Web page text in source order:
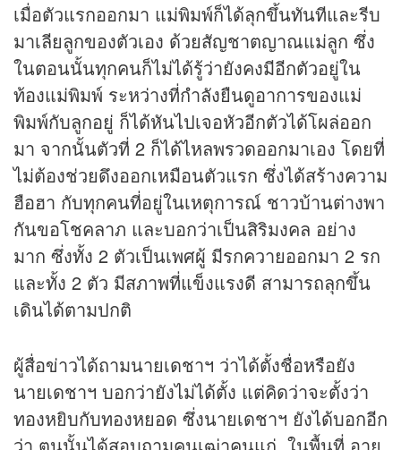
เมื่อตัวแรกออกมา แม่พิมพ์ก็ได้ลุกขึ้นทันทีและรีบ
มาเลียลูกของตัวเอง ด้วยสัญชาตญาณแม่ลูก ซึ่ง
ในตอนนั้นทุกคนก็ไม่ได้รู้ว่ายังคงมีอีกตัวอยู่ใน
ท้องแม่พิมพ์ ระหว่างที่กำลังยืนดูอาการของแม่
พิมพ์กับลูกอยู่ ก็ได้หันไปเจอหัวอีกตัวได้โผล่ออก
มา จากนั้นตัวที่ 2 ก็ได้ไหลพรวดออกมาเอง โดยที่
ไม่ต้องช่วยดึงออกเหมือนตัวแรก ซึ่งได้สร้างความ
ฮือฮา กับทุกคนที่อยู่ในเหตุการณ์ ชาวบ้านต่างพา
กันขอโชคลาภ และบอกว่าเป็นสิริมงคล อย่าง
มาก ซึ่งทั้ง 2 ตัวเป็นเพศผู้ มีรกควายออกมา 2 รก
และทั้ง 2 ตัว มีสภาพที่แข็งแรงดี สามารถลุกขึ้น
เดินได้ตามปกติ
ผู้สื่อข่าวได้ถามนายเดชาฯ ว่าได้ตั้งชื่อหรือยัง
นายเดชาฯ บอกว่ายังไม่ได้ตั้ง แต่คิดว่าจะตั้งว่า
ทองหยิบกับทองหยอด ซึ่งนายเดชาฯ ยังได้บอกอีก